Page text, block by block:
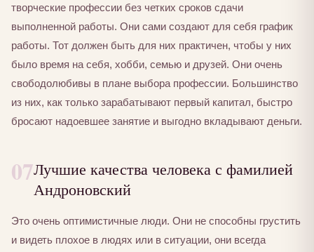
творческие профессии без четких сроков сдачи
выполненной работы. Они сами создают для себя график
работы. Тот должен быть для них практичен, чтобы у них
было время на себя, хобби, семью и друзей. Они очень
свободолюбивы в плане выбора профессии. Большинство
из них, как только зарабатывают первый капитал, быстро
бросают надоевшее занятие и выгодно вкладывают деньги.
07Лучшие качества человека с фамилией
Андроновский
Это очень оптимистичные люди. Они не способны грустить
и видеть плохое в людях или в ситуации, они всегда